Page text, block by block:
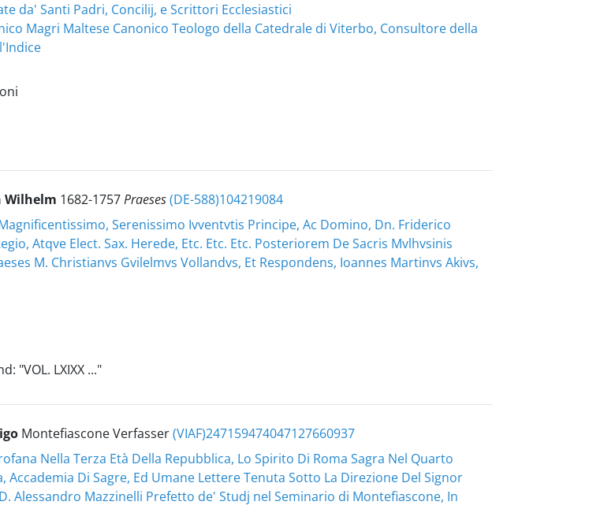
da' Santi Padri, Concilij, e Scrittori Ecclesiastici
Magri Maltese Canonico Teologo della Catedrale di Viterbo, Consultore della
Wilhelm 1682-1757Praeses(DE-588)104219084
Serenissimo Ivventvtis Principe, Ac Domino, Dn. Friderico
Atqve Elect. Sax. Herede, Etc. Etc. Etc. Posteriorem De Sacris Mvlhvsinis
M. Christianvs Gvilelmvs Vollandvs, Et Respondens, Ioannes Martinvs Akivs,
"VOL. LXIXX ..."
Montefiascone Verfasser(VIAF)247159474047127660937
Nella Terza Età Della Repubblica, Lo Spirito Di Roma Sagra Nel Quarto
Accademia Di Sagre, Ed Umane Lettere Tenuta Sotto La Direzione Del Signor
Alessandro Mazzinelli Prefetto de' Studj nel Seminario di Montefiascone, In